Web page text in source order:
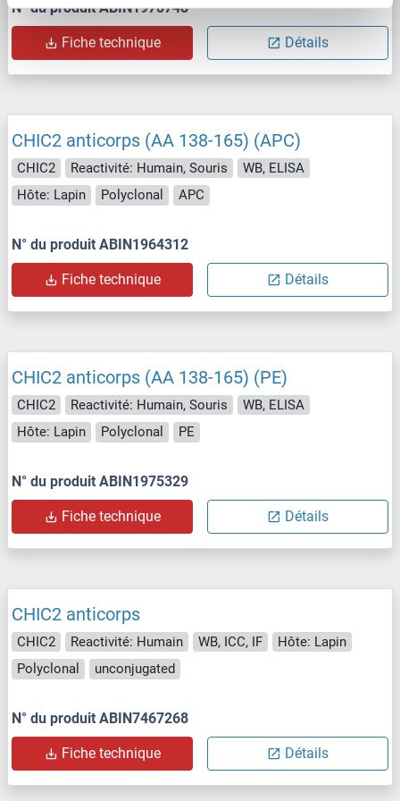
N° du produit ABIN1970748
Fiche technique Détails
CHIC2 anticorps (AA 138-165) (APC)
CHIC2 Reactivité: Humain, Souris
WB, ELISA
Hôte: Lapin
Polyclonal APC
N° du produit ABIN1964312
Fiche technique Détails
CHIC2 anticorps (AA 138-165) (PE)
CHIC2 Reactivité: Humain, Souris
WB, ELISA
Hôte: Lapin
Polyclonal PE
N° du produit ABIN1975329
Fiche technique Détails
CHIC2 anticorps
CHIC2 Reactivité: Humain WB, ICC, IF
Hôte: Lapin
Polyclonal
unconjugated
N° du produit ABIN7467268
Fiche technique Détails